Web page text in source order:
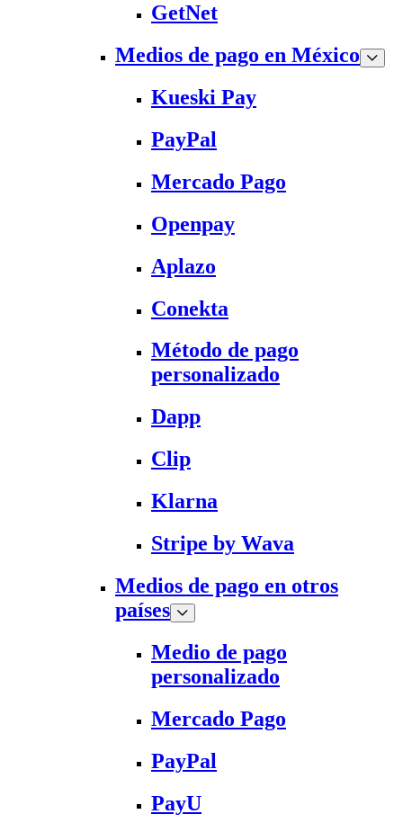
GetNet
Medios de pago en México
Kueski Pay
PayPal
Mercado Pago
Openpay
Aplazo
Conekta
Método de pago
personalizado
Dapp
Clip
Klarna
Stripe by Wava
Medios de pago en otros
países
Medio de pago
personalizado
Mercado Pago
PayPal
PayU